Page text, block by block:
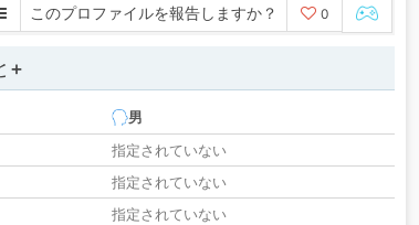
このプロファイルを報告しますか？ 0
+
男
指定されていない
指定されていない
指定されていない